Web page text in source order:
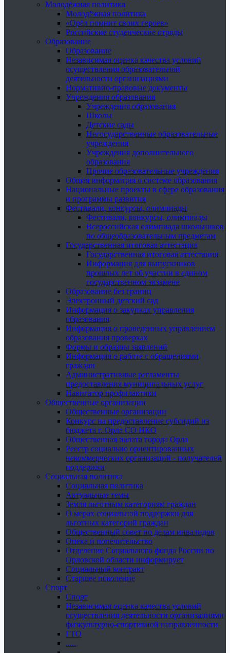
Молодёжная политика
Молодёжная политика
«Орёл помнит своих героев»
Российские студенческие отряды
Образование
Образование
Независимая оценка качества условий
осуществления образовательной
деятельности организациями
Нормативно-правовые документы
Учреждения образования
Учреждения образования
Школы
Детские сады
Негосударственные образовательные
учреждения
Учреждения дополнительного
образования
Прочие образовательные учреждения
Общая информация о системе образования
Национальные проекты в сфере образования
и программы развития
Фестивали, конкурсы, олимпиады
Фестивали, конкурсы, олимпиады
Всероссийская олимпиада школьников
по общеобразовательным предметам
Государственная итоговая аттестация
Государственная итоговая аттестация
Информация для выпускников
прошлых лет об участии в едином
государственном экзамене
Образование без границ
Электронный детский сад
Информация о закупках управления
образования
Информация о проведенных управлением
образования проверках
Формы и образцы заявлений
Информация о работе с обращениями
граждан
Административные регламенты
предоставления муниципальных услуг
Навигатор профилактики
Общественные организации
Общественные организации
Конкурс на предоставление субсидий из
бюджета г. Орла СО НКО
Общественная палата города Орла
Реестр социально ориентированных
некоммерческих организаций - получателей
поддержки
Социальная политика
Социальная политика
Актуальные темы
Земля льготным категориям граждан
О мерах социальной поддержки для
льготных категорий граждан
Общественный совет по делам инвалидов
Опека и попечительство
Отделение Социального фонда России по
Орловской области информирует
Социальный контракт
Старшее поколение
Спорт
Спорт
Независимая оценка качества условий
осуществления деятельности организациями
физкультурно-спортивной направленности
ГТО
.....